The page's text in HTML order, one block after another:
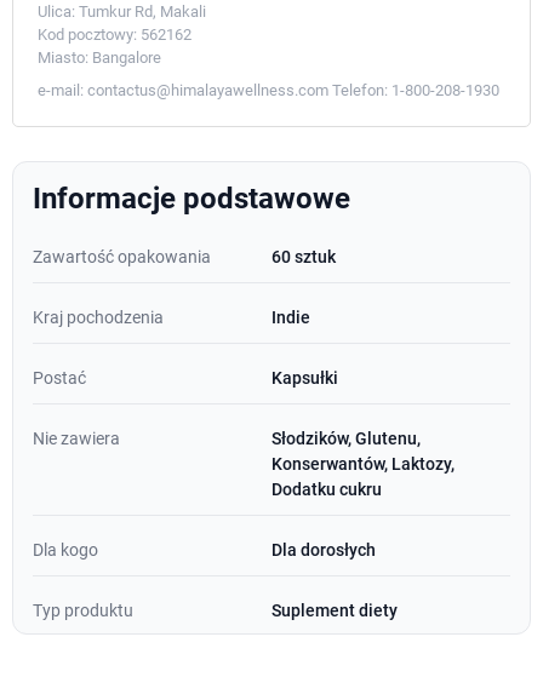
Ulica: Tumkur Rd, Makali
Kod pocztowy: 562162
Miasto: Bangalore
e-mail: contactus@himalayawellness.com Telefon: 1-800-208-1930
Informacje podstawowe
Zawartość opakowania 60 sztuk
Kraj pochodzenia Indie
Postać Kapsułki
Nie zawiera
Słodzików, Glutenu,
Konserwantów, Laktozy,
Dodatku cukru
Dla kogo Dla dorosłych
Typ produktu Suplement diety